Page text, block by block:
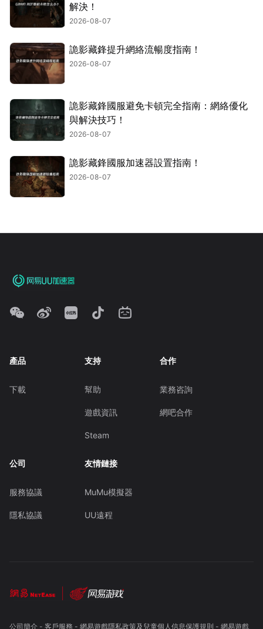
解決！
2026-08-07
詭影藏鋒提升網絡流暢度指南！
2026-08-07
詭影藏鋒國服避免卡頓完全指南：網絡優化
與解決技巧！
2026-08-07
詭影藏鋒國服加速器設置指南！
2026-08-07
產品
下載
支持
幫助
遊戲資訊
Steam
合作
業務咨詢
網吧合作
公司
服務協議
隱私協議
友情鏈接
MuMu模擬器
UU遠程
公司簡介- 客戶服務 - 網易遊戲隱私政策及兒童個人信息保護規則 - 網易遊戲